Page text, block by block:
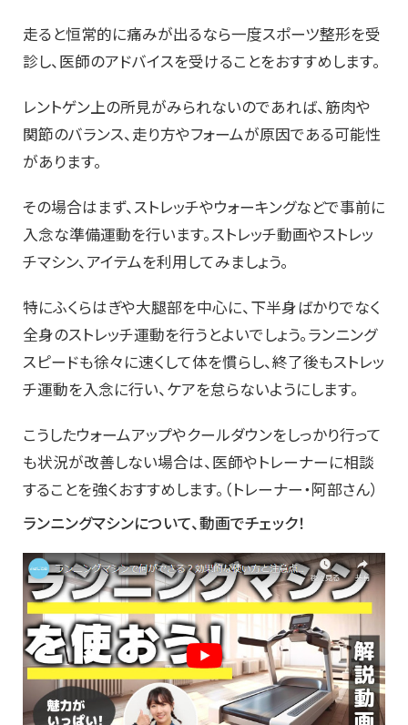
走ると恒常的に痛みが出るなら一度スポーツ整形を受
診し、医師のアドバイスを受けることをおすすめします。
レントゲン上の所見がみられないのであれば、筋肉や
関節のバランス、走り方やフォームが原因である可能性
があります。
その場合はまず、ストレッチやウォーキングなどで事前に
入念な準備運動を行います。ストレッチ動画やストレッ
チマシン、アイテムを利用してみましょう。
特にふくらはぎや大腿部を中心に、下半身ばかりでなく
全身のストレッチ運動を行うとよいでしょう。ランニング
スピードも徐々に速くして体を慣らし、終了後もストレッ
チ運動を入念に行い、ケアを怠らないようにします。
こうしたウォームアップやクールダウンをしっかり行って
も状況が改善しない場合は、医師やトレーナーに相談
することを強くおすすめします。（トレーナー・阿部さん）
ランニングマシンについて、動画でチェック！